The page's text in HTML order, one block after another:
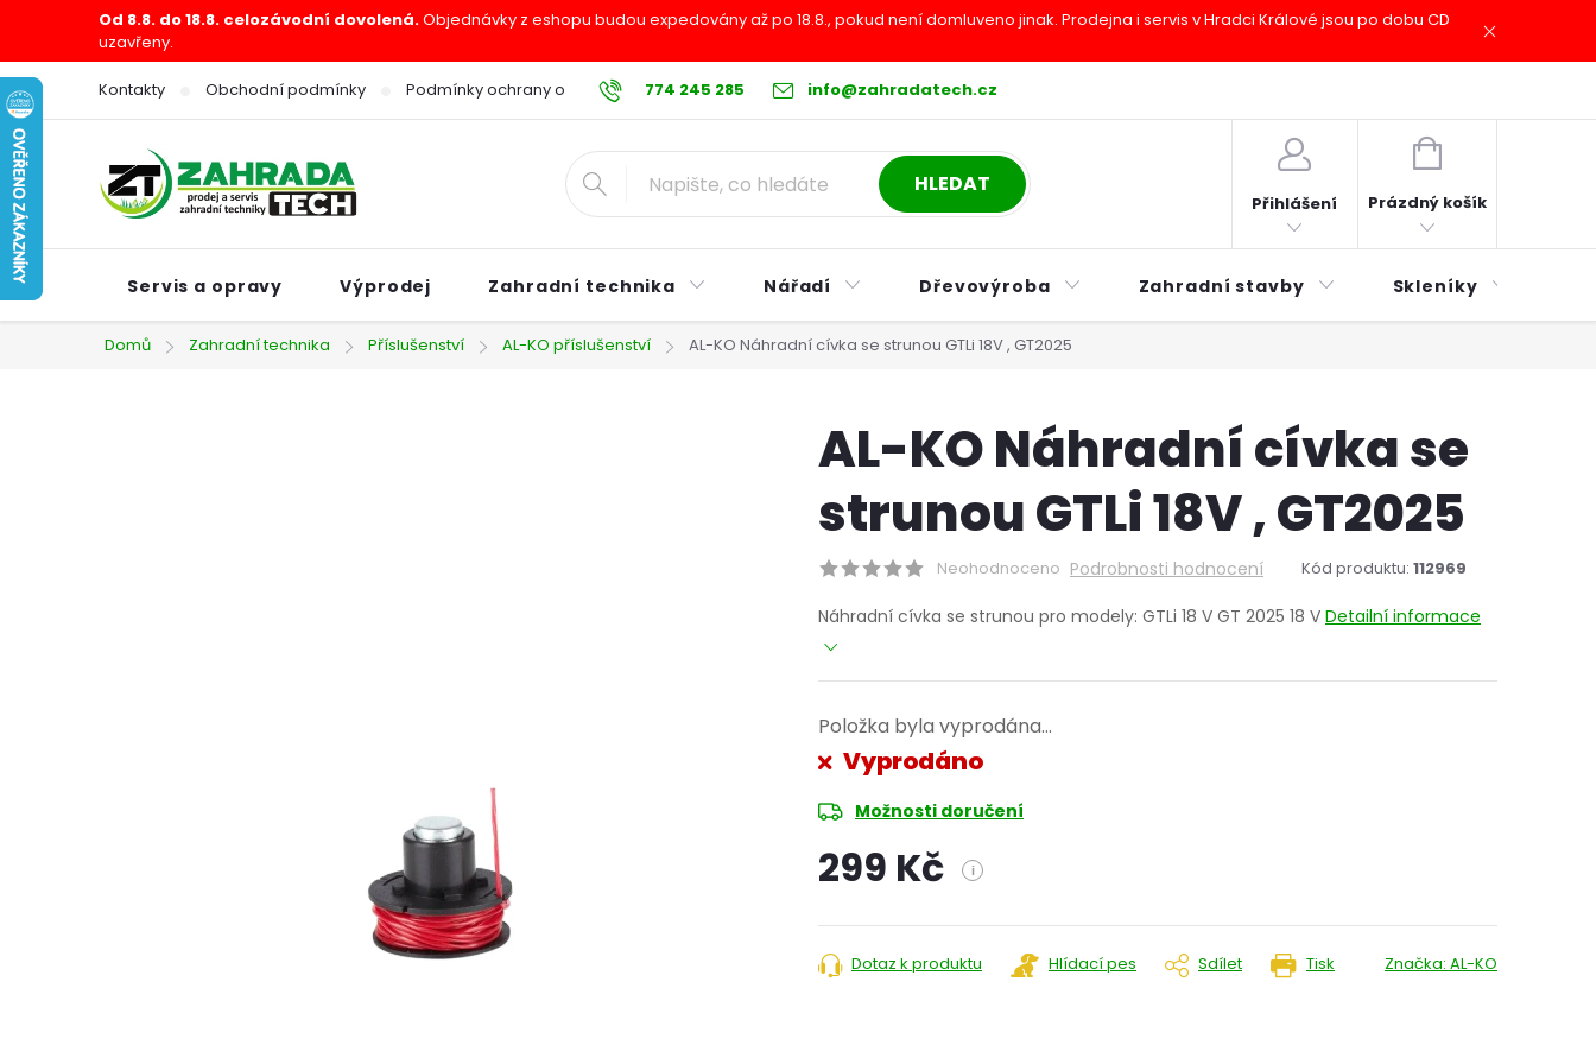
obsah
Od 8.8. do 18.8. celozávodní dovolená.Objednávky z eshopu budou expedovány až po 18.8., pokud není domluveno jinak. Prodejna i servis v Hradci Králové jsou po dobu CD
uzavřeny.
774 245 285 info@zahradatech.cz
Kontakty Obchodní podmínky Podmínky ochrany osobních údajů Reklamační řád Postup při nákupu na splátky ESSOX
HLEDAT
Přihlášení
NÁKUPNÍ
Prázdný košík
Servis a opravy Výprodej Zahradní technika Nářadí Dřevovýroba Zahradní stavby Skleníky
Domů Zahradní technika Příslušenství AL-KO příslušenství AL-KO Náhradní cívka se strunou GTLi 18V , GT2025
AL-KO Náhradní cívka se
strunou GTLi 18V , GT2025
Neohodnoceno Podrobnosti hodnocení Kód produktu: 112969
Náhradní cívka se strunou pro modely: GTLi 18 V GT 2025 18 V Detailní informace
Položka byla vyprodána…
Vyprodáno
Možnosti doručení
299 Kč i
cena:
Tisk
Dotaz k produktu Hlídací pes Sdílet Značka: AL-KO